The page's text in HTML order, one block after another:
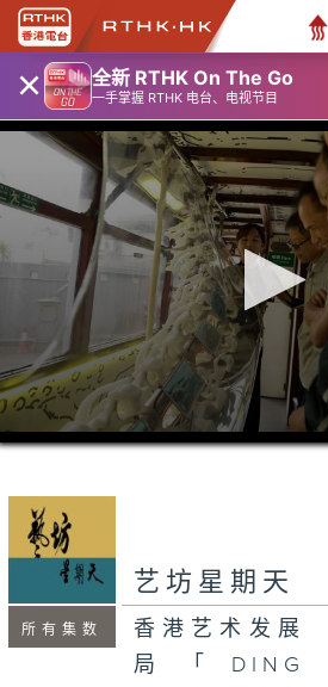
× 全新 RTHK On The Go
一手掌握 RTHK 电台、电视节目
0
seconds
minutes,
seconds
所有集数
艺坊星期天
香港艺术发展
局「DING